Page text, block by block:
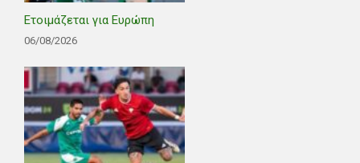
Ετοιμάζεται για Ευρώπη
06/08/2026